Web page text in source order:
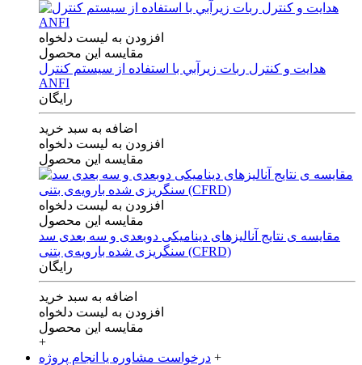
افزودن به لیست دلخواه
مقایسه این محصول
هدايت و كنترل ربات زيرآبي با استفاده از سيستم كنترل
ANFI
رایگان
اضافه به سبد خرید
افزودن به لیست دلخواه
مقایسه این محصول
افزودن به لیست دلخواه
مقایسه این محصول
مقایسه ی‌ نتایج آنالیزهای‌ دینامیکی‌ دوبعدی‌ و‌ سه بعدی‌ سد
سنگریزی‌ شده با‌رویه‌ی‌ بتنی‌ (CFRD)
رایگان
اضافه به سبد خرید
افزودن به لیست دلخواه
مقایسه این محصول
+
درخواست مشاوره یا انجام پروژه +